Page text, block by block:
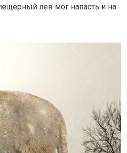
лев мог напасть и на